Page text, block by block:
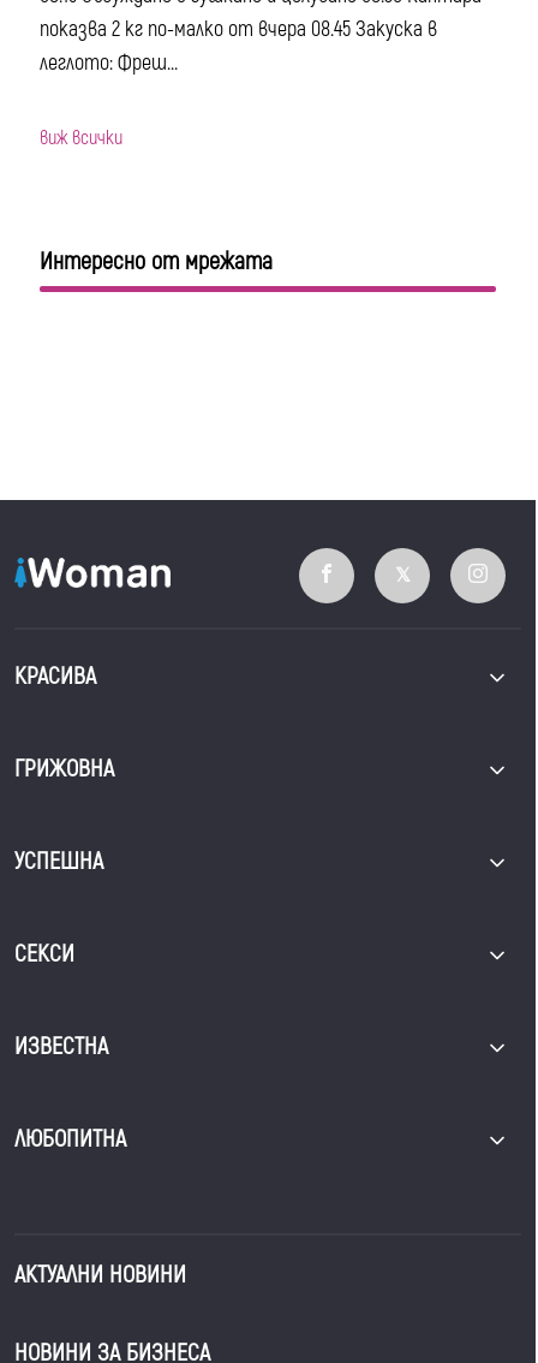
показва 2 кг по-малко от вчера 08.45 Закуска в
леглото: Фреш...
виж всички
Интересно от мрежата
КРАСИВА
ГРИЖОВНА
УСПЕШНА
СЕКСИ
ИЗВЕСТНА
ЛЮБОПИТНА
АКТУАЛНИ НОВИНИ
НОВИНИ ЗА БИЗНЕСА